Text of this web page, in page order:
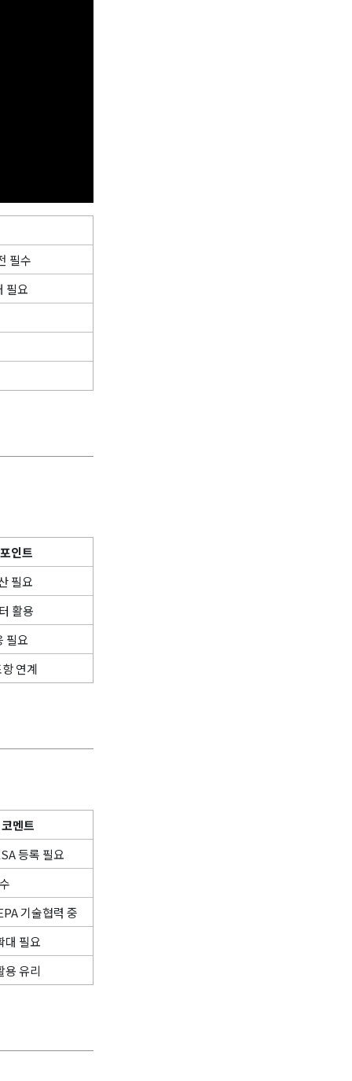
필수
필요
인트
필요
활용
필요
연계
코멘트
등록 필요
기술협력 중
대 필요
용 유리